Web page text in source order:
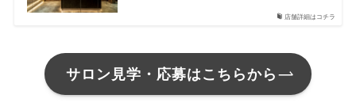
店舗詳細はコチラ
サロン見学・応募はこちらから